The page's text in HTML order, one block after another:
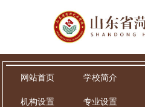
网站首页 学校简介
机构设置 专业设置